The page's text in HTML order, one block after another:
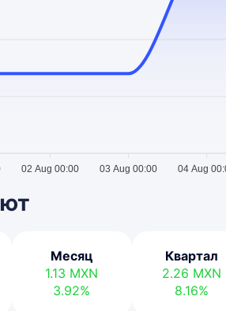
02 Aug 00:00 03 Aug 00:00 04 Aug
Месяц
1.13 MXN
3.92%
Квартал
2.26 MXN
8.16%